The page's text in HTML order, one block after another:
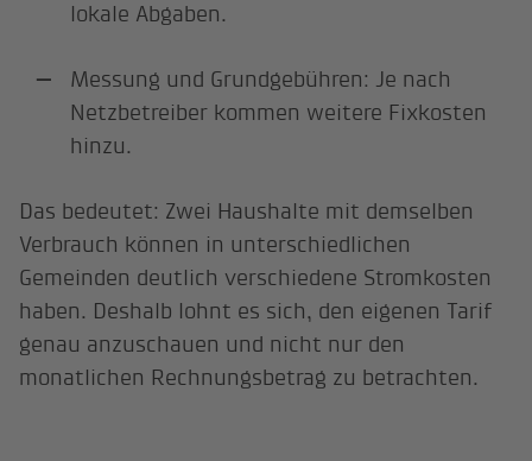
lokale Abgaben.
Messung und Grundgebühren: Je nach
Netzbetreiber kommen weitere Fixkosten
hinzu.
Das bedeutet: Zwei Haushalte mit demselben
Verbrauch können in unterschiedlichen
Gemeinden deutlich verschiedene Stromkosten
haben. Deshalb lohnt es sich, den eigenen Tarif
genau anzuschauen und nicht nur den
monatlichen Rechnungsbetrag zu betrachten.